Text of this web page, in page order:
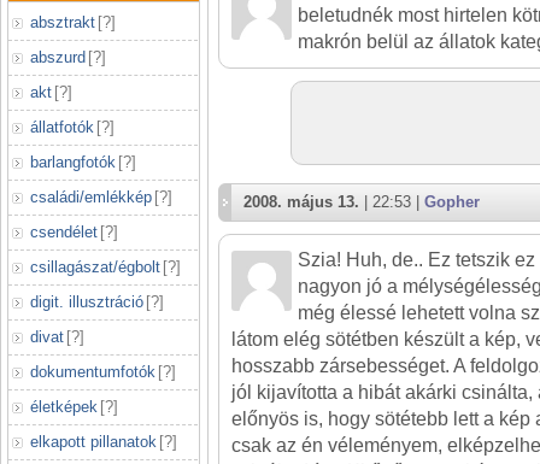
absztrakt [?]
abszurd [?]
akt [?]
állatfotók [?]
barlangfotók [?]
családi/emlékkép [?]
csendélet [?]
csillagászat/égbolt [?]
digit. illusztráció [?]
divat [?]
dokumentumfotók [?]
életképek [?]
elkapott pillanatok [?]
beletudnék most hirtelen
makrón belül az állatok
2008. május 13. | 22:53 | Gopher
Szia! Huh, de.. Ez tetszik
nagyon jó a
még élessé lehetett volna
látom elég sötétben készült a kép,
hosszabb zársebességet. A
jól kijavította a hibát akárki csinálta,
előnyös is, hogy sötétebb lett a kép
csak az én véleményem,